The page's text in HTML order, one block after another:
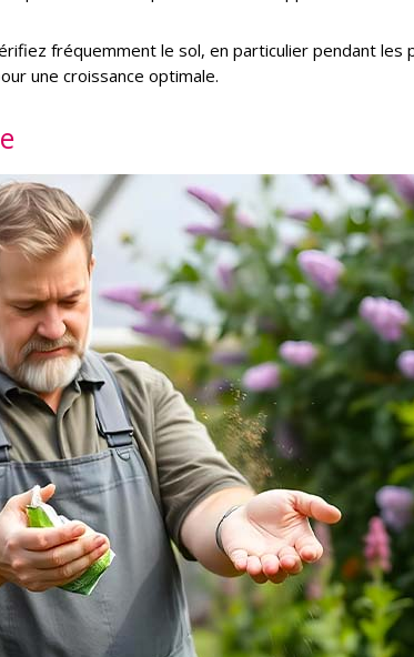
fréquemment le sol, en particulier pendant
une croissance optimale.